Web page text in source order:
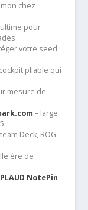
chez
ultime pour
votre seed
pliable qui
mesure de
– large
Deck, ROG
ère de
PLAUD NotePin